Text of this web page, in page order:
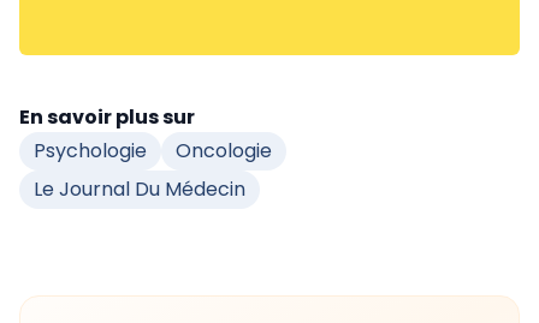
En savoir plus sur
Psychologie
Oncologie
Le Journal Du Médecin